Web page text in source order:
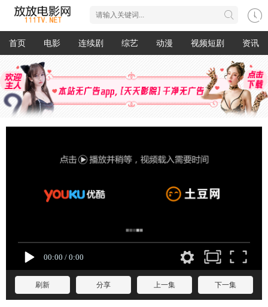
首页 电影 连续剧 综艺 动漫 视频短剧 资讯
刷新 分享 上一集 下一集